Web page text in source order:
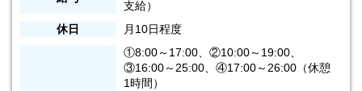
支給）
休日
月10日程度
①8:00～17:00、②10:00～19:00、
③16:00～25:00、④17:00～26:00（休憩
1時間）